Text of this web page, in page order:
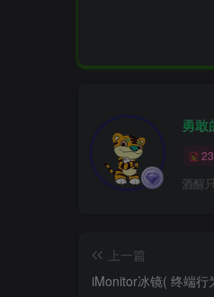
勇敢
酒醒
上一篇
iMonitor冰镜( 终端行